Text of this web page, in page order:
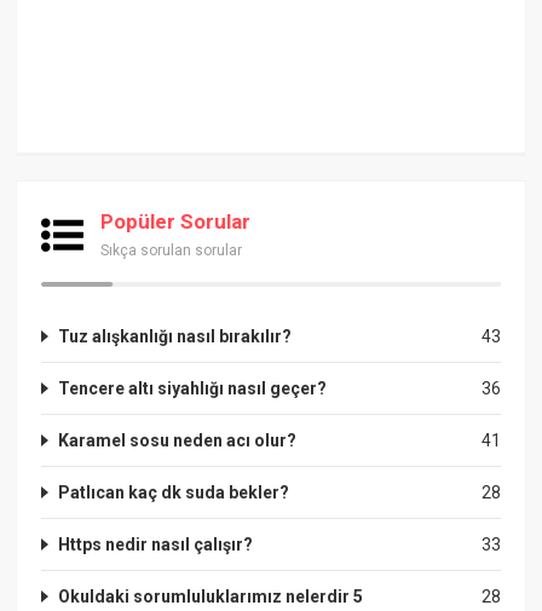
Popüler Sorular
Sıkça sorulan sorular
43
Tuz alışkanlığı nasıl bırakılır?
36
Tencere altı siyahlığı nasıl geçer?
41
Karamel sosu neden acı olur?
28
Patlıcan kaç dk suda bekler?
33
Https nedir nasıl çalışır?
28
Okuldaki sorumluluklarımız nelerdir 5